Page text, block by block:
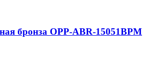
бронза OPP-ABR-15051BPM